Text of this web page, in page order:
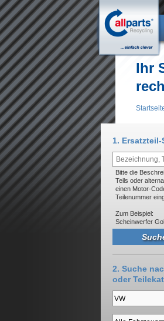
Direkt zum Inhalt
Ihr
1. Ersatzteil-
Bitte die
Teils oder
einen Motor-
Teilenummer
Zum Beispiel:
Scheinwerfer
2. Suche
oder